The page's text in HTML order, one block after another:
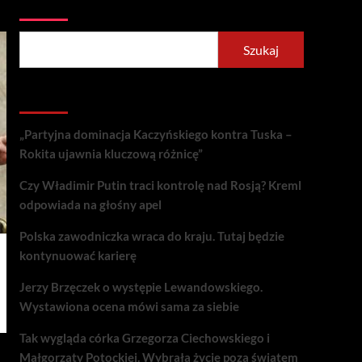
Szukaj
„Partyjna dominacja Kaczyńskiego kontra Tuska –
Rokita ujawnia kluczową różnicę”
Czy Władimir Putin traci kontrolę nad Rosją? Kreml
odpowiada na głośny apel
Polska zawodniczka wraca do kraju. Tutaj będzie
kontynuować karierę
Jerzy Brzęczek o występie Lewandowskiego.
Wystawiona ocena mówi sama za siebie
Tak wygląda córka Grzegorza Ciechowskiego i
Małgorzaty Potockiej. Wybrała życie poza światem